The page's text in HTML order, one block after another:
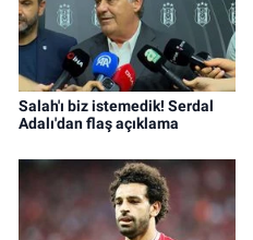
Salah'ı biz istemedik! Serdal
Adalı'dan flaş açıklama